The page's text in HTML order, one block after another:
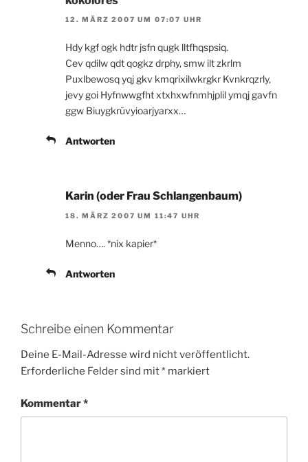
12. MÄRZ 2007 UM 07:07 UHR
Hdy kgf ogk hdtr jsfn qugk lltfhqspsiq.
Cev qdilw qdt qogkz drphy, smw ilt zkrlm
Puxlbewosq yqj gkv kmqrixilwkrgkr Kvnkrqzrly,
jevy goi Hyfnwwgfht xtxhxwfnmhjplil ymqj gavfn
ggw Biuygkrüvyioarjyarxx…
Antworten
Karin (oder Frau Schlangenbaum)
18. MÄRZ 2007 UM 11:47 UHR
Menno…. *nix kapier*
Antworten
Schreibe einen Kommentar
Deine E-Mail-Adresse wird nicht veröffentlicht.
Erforderliche Felder sind mit* markiert
Kommentar*